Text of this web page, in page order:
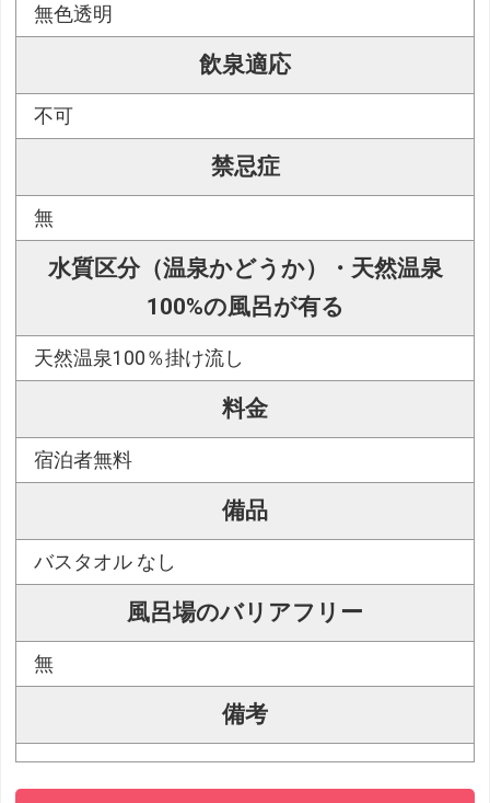
無色透明
飲泉適応
不可
禁忌症
無
水質区分（温泉かどうか）・天然温泉
100%の風呂が有る
天然温泉100％掛け流し
料金
宿泊者無料
備品
バスタオル なし
風呂場のバリアフリー
無
備考